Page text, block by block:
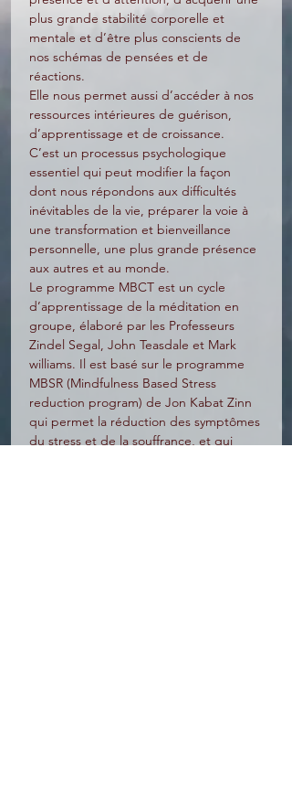
plus grande stabilité corporelle et
mentale et d’être plus conscients de
nos schémas de pensées et de
réactions.
Elle nous permet aussi d’accéder à nos
ressources intérieures de guérison,
d’apprentissage et de croissance.
C’est un processus psychologique
essentiel qui peut modifier la façon
dont nous répondons aux difficultés
inévitables de la vie, préparer la voie à
une transformation et bienveillance
personnelle, une plus grande présence
aux autres et au monde.
Le programme MBCT est un cycle
d’apprentissage de la méditation en
groupe, élaboré par les Professeurs
Zindel Segal, John Teasdale et Mark
williams. Il est basé sur le programme
MBSR (Mindfulness Based Stress
reduction program) de Jon Kabat Zinn
qui permet la réduction des symptômes
du stress et de la souffrance, et qui